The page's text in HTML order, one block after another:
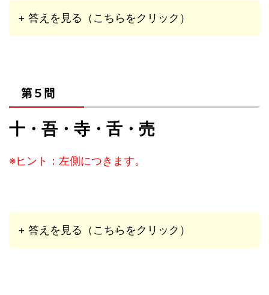
+ 答えを見る（こちらをクリック）
第５問
十・吾・寺・舌・売
※ヒント：左側につきます。
+ 答えを見る（こちらをクリック）